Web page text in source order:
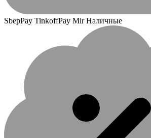
SbepPay TinkoffPay Mir Наличные